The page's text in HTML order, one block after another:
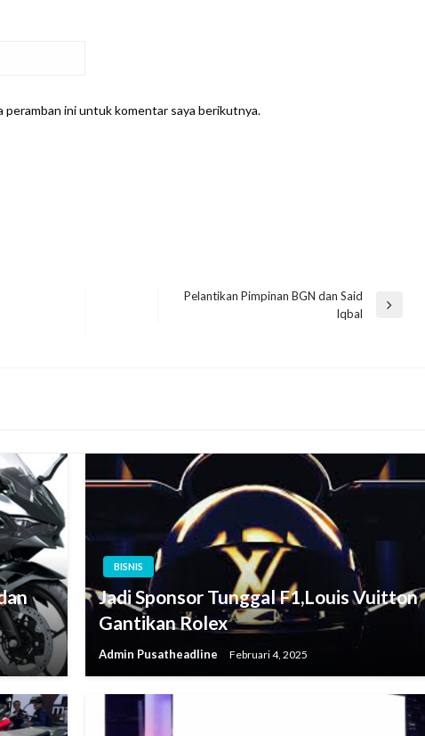
peramban ini untuk komentar saya berikutnya.
Pelantikan Pimpinan BGN dan Said
Iqbal
BISNIS
Jadi Sponsor Tunggal F1,Louis Vuitton
Gantikan Rolex
Admin Pusatheadline Februari 4, 2025